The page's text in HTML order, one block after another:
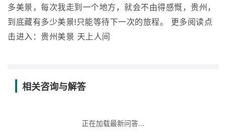
多美景，每次我走到一个地方，就会不由得感慨，贵州，
到底藏有多少美景!只能等待下一次的旅程。 更多阅读点
击进入：贵州美景 天上人间
相关咨询与解答
正在加载最新问答...